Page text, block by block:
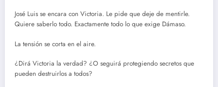
José Luis se encara con Victoria. Le pide que deje de mentirle.
Quiere saberlo todo. Exactamente todo lo que exige Dámaso.
La tensión se corta en el aire.
¿Dirá Victoria la verdad? ¿O seguirá protegiendo secretos que
pueden destruirlos a todos?